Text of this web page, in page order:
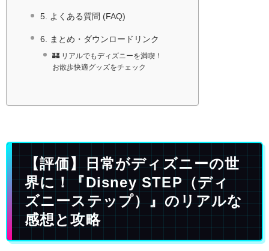
5. よくある質問 (FAQ)
6. まとめ・ダウンロードリンク
🏰 リアルでもディズニーを満喫！
お散歩快適グッズをチェック
【評価】日常がディズニーの世
界に！『Disney STEP（ディ
ズニーステップ）』のリアルな
感想と攻略